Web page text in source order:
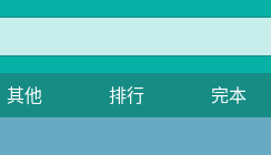
其他 排行 完本